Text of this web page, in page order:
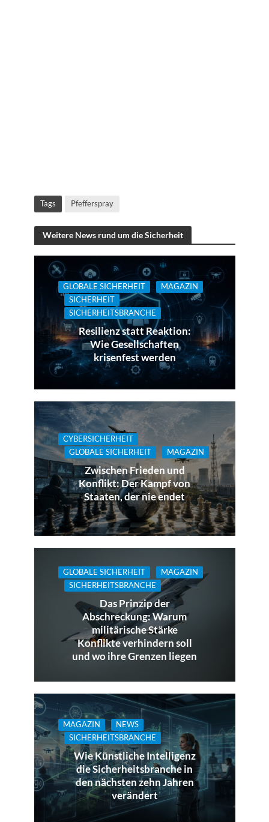
Tags Pfefferspray
Weitere News rund um die Sicherheit
GLOBALE SICHERHEIT
MAGAZIN
SICHERHEIT
SICHERHEITSBRANCHE
Resilienz statt Reaktion:
Wie Gesellschaften
krisenfest werden
CYBERSICHERHEIT
GLOBALE SICHERHEIT
MAGAZIN
Zwischen Frieden und
Konflikt: Der Kampf von
Staaten, der nie endet
GLOBALE SICHERHEIT
MAGAZIN
SICHERHEITSBRANCHE
Das Prinzip der
Abschreckung: Warum
militärische Stärke
Konflikte verhindern soll
und wo ihre Grenzen liegen
MAGAZIN
NEWS
SICHERHEITSBRANCHE
Wie Künstliche Intelligenz
die Sicherheitsbranche in
den nächsten zehn Jahren
verändert